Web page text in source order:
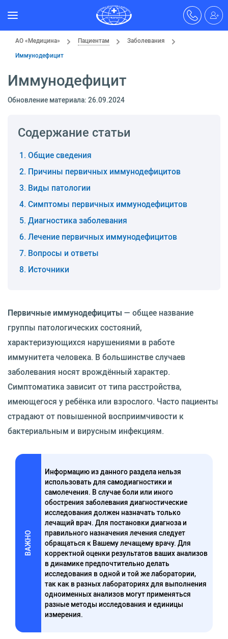
АО «Медицина» Пациентам
Заболевания
Иммунодефицит
Иммунодефицит
Обновление материала: 26.09.2024
Содержание статьи
Общие сведения
Причины первичных иммунодефицитов
Виды патологии
Симптомы первичных иммунодефицитов
Диагностика заболевания
Лечение первичных иммунодефицитов
Вопросы и ответы
Источники
Первичные иммунодефициты — общее название
группы патологических состояний,
характеризующихся нарушениями в работе
иммунитета человека. В большинстве случаев
заболевания носят врождённый характер.
Симптоматика зависит от типа расстройства,
имеющегося у ребёнка или взрослого. Часто пациенты
страдают от повышенной восприимчивости к
бактериальным и вирусным инфекциям.
ВАЖНО
Информацию из данного раздела нельзя
использовать для самодиагностики и
самолечения. В случае боли или иного
обострения заболевания диагностические
исследования должен назначать только
лечащий врач. Для постановки диагноза и
правильного назначения лечения следует
обращаться к Вашему лечащему врачу. Для
корректной оценки результатов ваших анализов
в динамике предпочтительно делать
исследования в одной и той же лаборатории,
так как в разных лабораториях для выполнения
одноименных анализов могут применяться
разные методы исследования и единицы
измерения.